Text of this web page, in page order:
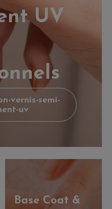
UV
vernis-semi-
uv
Base Coat &